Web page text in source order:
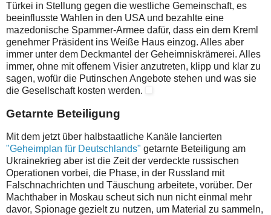
Türkei in Stellung gegen die westliche Gemeinschaft, es
beeinflusste Wahlen in den USA und bezahlte eine
mazedonische Spammer-Armee dafür, dass ein dem Kreml
genehmer Präsident ins Weiße Haus einzog. Alles aber
immer unter dem Deckmantel der Geheimniskrämerei. Alles
immer, ohne mit offenem Visier anzutreten, klipp und klar zu
sagen, wofür die Putinschen Angebote stehen und was sie
die Gesellschaft kosten werden.
Getarnte Beteiligung
Mit dem jetzt über halbstaatliche Kanäle lancierten
"Geheimplan für Deutschlands" getarnte Beteiligung am
Ukrainekrieg aber ist die Zeit der verdeckte russischen
Operationen vorbei, die Phase, in der Russland mit
Falschnachrichten und Täuschung arbeitete, vorüber. Der
Machthaber in Moskau scheut sich nun nicht einmal mehr
davor, Spionage gezielt zu nutzen, um Material zu sammeln,